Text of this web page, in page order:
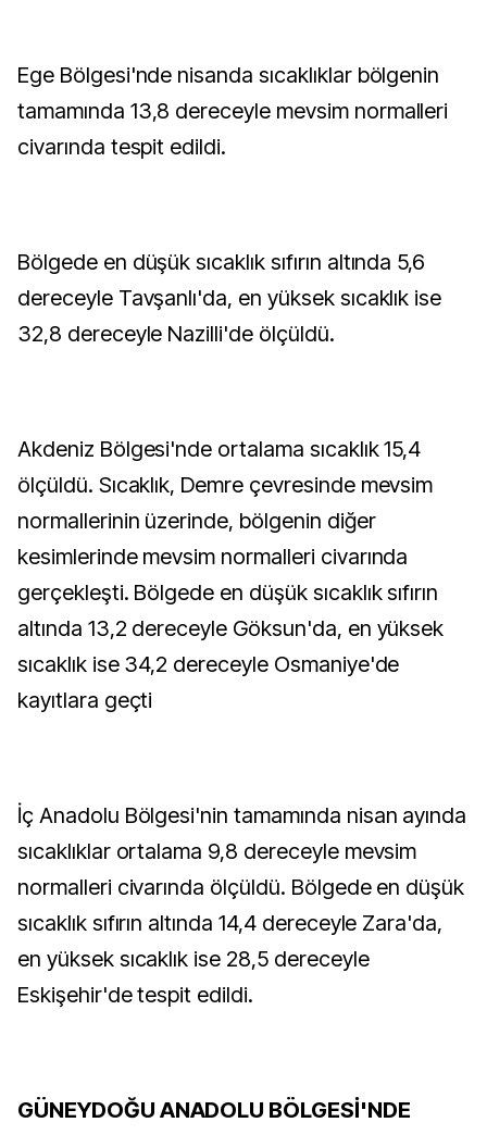
Ege Bölgesi'nde nisanda sıcaklıklar bölgenin
tamamında 13,8 dereceyle mevsim normalleri
civarında tespit edildi.
Bölgede en düşük sıcaklık sıfırın altında 5,6
dereceyle Tavşanlı'da, en yüksek sıcaklık ise
32,8 dereceyle Nazilli'de ölçüldü.
Akdeniz Bölgesi'nde ortalama sıcaklık 15,4
ölçüldü. Sıcaklık, Demre çevresinde mevsim
normallerinin üzerinde, bölgenin diğer
kesimlerinde mevsim normalleri civarında
gerçekleşti. Bölgede en düşük sıcaklık sıfırın
altında 13,2 dereceyle Göksun'da, en yüksek
sıcaklık ise 34,2 dereceyle Osmaniye'de
kayıtlara geçti
İç Anadolu Bölgesi'nin tamamında nisan ayında
sıcaklıklar ortalama 9,8 dereceyle mevsim
normalleri civarında ölçüldü. Bölgede en düşük
sıcaklık sıfırın altında 14,4 dereceyle Zara'da,
en yüksek sıcaklık ise 28,5 dereceyle
Eskişehir'de tespit edildi.
GÜNEYDOĞU ANADOLU BÖLGESİ'NDE